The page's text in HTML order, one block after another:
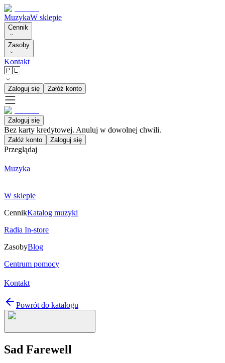
MuzykaW sklepie
Cennik
Zasoby
Kontakt
🇵🇱
Zaloguj się Załóż konto
Zaloguj się
Bez karty kredytowej. Anuluj w dowolnej chwili.
Załóż konto Zaloguj się
Przeglądaj
Muzyka
W sklepie
CennikKatalog muzyki
Radia In-store
ZasobyBlog
Centrum pomocy
Kontakt
Powrót do katalogu
Sad Farewell